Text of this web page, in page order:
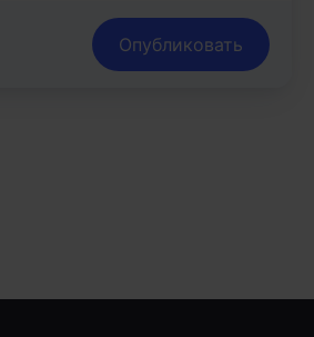
Опубликовать